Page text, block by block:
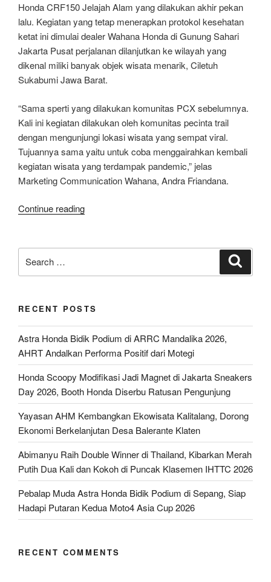
Honda CRF150 Jelajah Alam yang dilakukan akhir pekan
lalu. Kegiatan yang tetap menerapkan protokol kesehatan
ketat ini dimulai dealer Wahana Honda di Gunung Sahari
Jakarta Pusat perjalanan dilanjutkan ke wilayah yang
dikenal miliki banyak objek wisata menarik, Ciletuh
Sukabumi Jawa Barat.
“Sama sperti yang dilakukan komunitas PCX sebelumnya.
Kali ini kegiatan dilakukan oleh komunitas pecinta trail
dengan mengunjungi lokasi wisata yang sempat viral.
Tujuannya sama yaitu untuk coba menggairahkan kembali
kegiatan wisata yang terdampak pandemic,” jelas
Marketing Communication Wahana, Andra Friandana.
Continue reading“Pecinta
Tamasya
Tes
Motor
dan
Diri”
for:
RECENT POSTS
Astra Honda Bidik Podium di ARRC Mandalika 2026,
AHRT Andalkan Performa Positif dari Motegi
Honda Scoopy Modifikasi Jadi Magnet di Jakarta Sneakers
Day 2026, Booth Honda Diserbu Ratusan Pengunjung
Yayasan AHM Kembangkan Ekowisata Kalitalang, Dorong
Ekonomi Berkelanjutan Desa Balerante Klaten
Abimanyu Raih Double Winner di Thailand, Kibarkan Merah
Putih Dua Kali dan Kokoh di Puncak Klasemen IHTTC 2026
Pebalap Muda Astra Honda Bidik Podium di Sepang, Siap
Hadapi Putaran Kedua Moto4 Asia Cup 2026
RECENT COMMENTS